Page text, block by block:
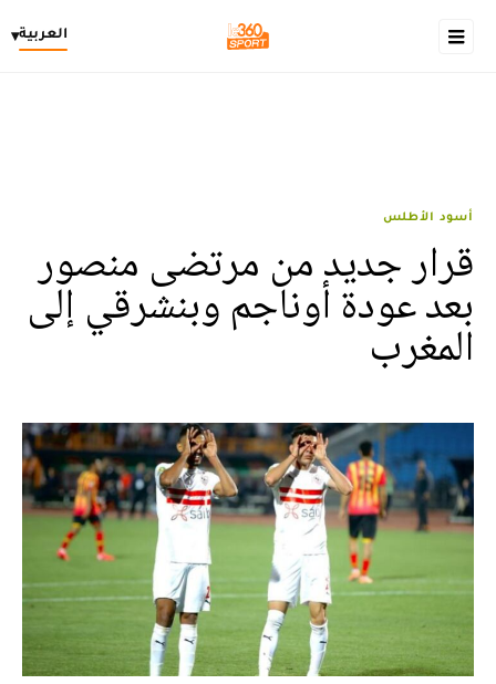
العربية▾
أسود الأطلس
قرار جديد من مرتضى منصور
بعد عودة أوناجم وبنشرقي إلى
المغرب